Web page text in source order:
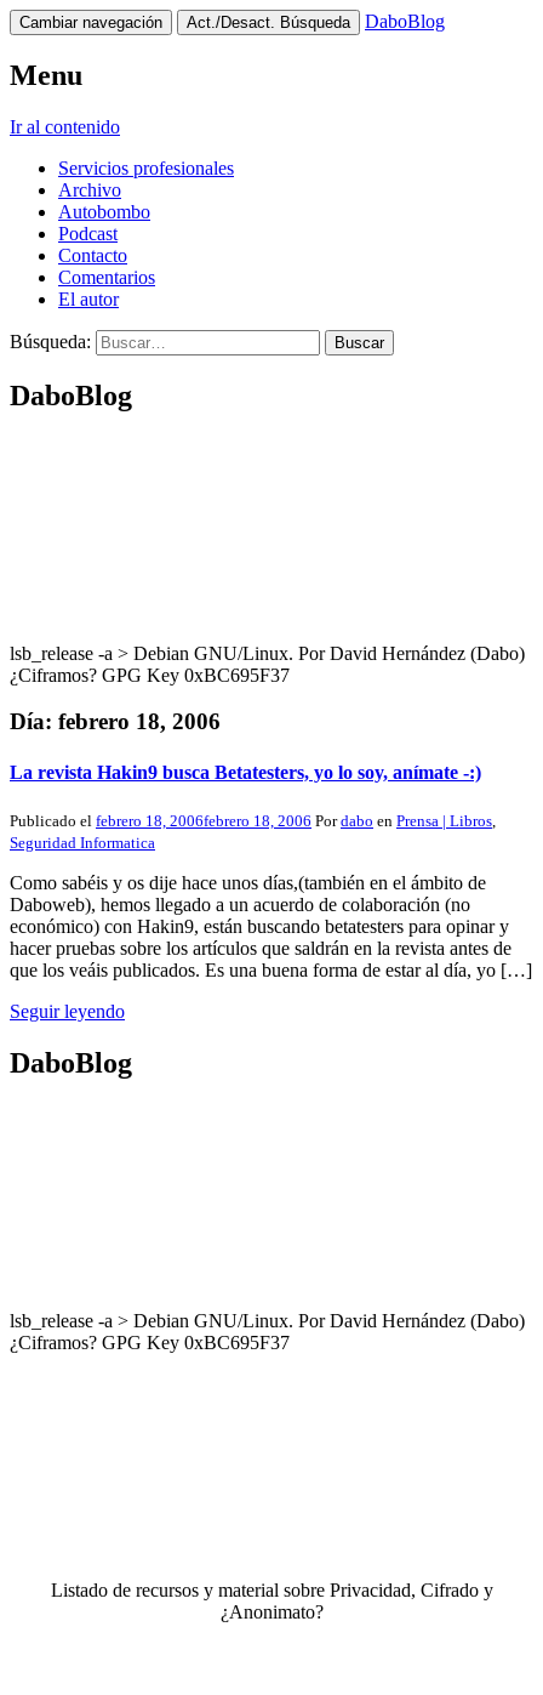
Cambiar navegación Act./Desact. Búsqueda DaboBlog
Menu
Ir al contenido
Servicios profesionales
Archivo
Autobombo
Podcast
Contacto
Comentarios
El autor
Búsqueda:
DaboBlog
lsb_release -a > Debian GNU/Linux. Por David Hernández (Dabo)
¿Ciframos? GPG Key 0xBC695F37
Día: febrero 18, 2006
La revista Hakin9 busca Betatesters, yo lo soy, anímate -:)
Publicado el febrero 18, 2006febrero 18, 2006 Pordabo en Prensa | Libros
Seguridad Informatica
Como sabéis y os dije hace unos días,(también en el ámbito de
Daboweb), hemos llegado a un acuerdo de colaboración (no
económico) con Hakin9, están buscando betatesters para opinar y
hacer pruebas sobre los artículos que saldrán en la revista antes de
que los veáis publicados. Es una buena forma de estar al día, yo […]
Seguir leyendo
DaboBlog
lsb_release -a > Debian GNU/Linux. Por David Hernández (Dabo)
¿Ciframos? GPG Key 0xBC695F37
Listado de recursos y material sobre Privacidad, Cifrado y
¿Anonimato?